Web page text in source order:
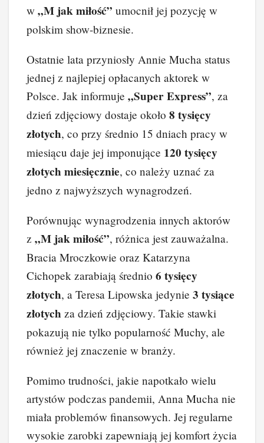
w „M jak miłość” umocnił jej pozycję w
polskim show-biznesie.
Ostatnie lata przyniosły Annie Mucha status
jednej z najlepiej opłacanych aktorek w
Polsce. Jak informuje „Super Express”, za
dzień zdjęciowy dostaje około 8 tysięcy
złotych, co przy średnio 15 dniach pracy w
miesiącu daje jej imponujące 120 tysięcy
złotych miesięcznie, co należy uznać za
jedno z najwyższych wynagrodzeń.
Porównując wynagrodzenia innych aktorów
z „M jak miłość”, różnica jest zauważalna.
Bracia Mroczkowie oraz Katarzyna
Cichopek zarabiają średnio 6 tysięcy
złotych, a Teresa Lipowska jedynie 3 tysiące
złotych za dzień zdjęciowy. Takie stawki
pokazują nie tylko popularność Muchy, ale
również jej znaczenie w branży.
Pomimo trudności, jakie napotkało wielu
artystów podczas pandemii, Anna Mucha nie
miała problemów finansowych. Jej regularne
wysokie zarobki zapewniają jej komfort życia